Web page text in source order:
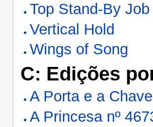
Top Stand-By Job
Vertical Hold
Wings of Song
C: Edições
A Porta e a Chave
A Princesa nº